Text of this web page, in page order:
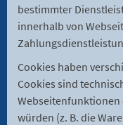
bestimmter
innerhalb von
Cookies haben
Cookies sind
würden (z. B. die